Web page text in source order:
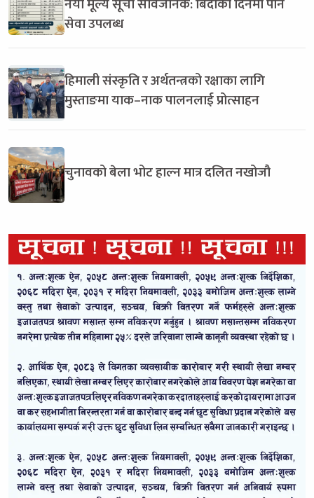
सेवा उपलब्ध
हिमाली संस्कृति र अर्थतन्त्रको रक्षाका लागि
मुस्ताङमा याक–नाक पालनलाई प्रोत्साहन
चुनावको बेला भोट हाल्न मात्र दलित नखोजौ